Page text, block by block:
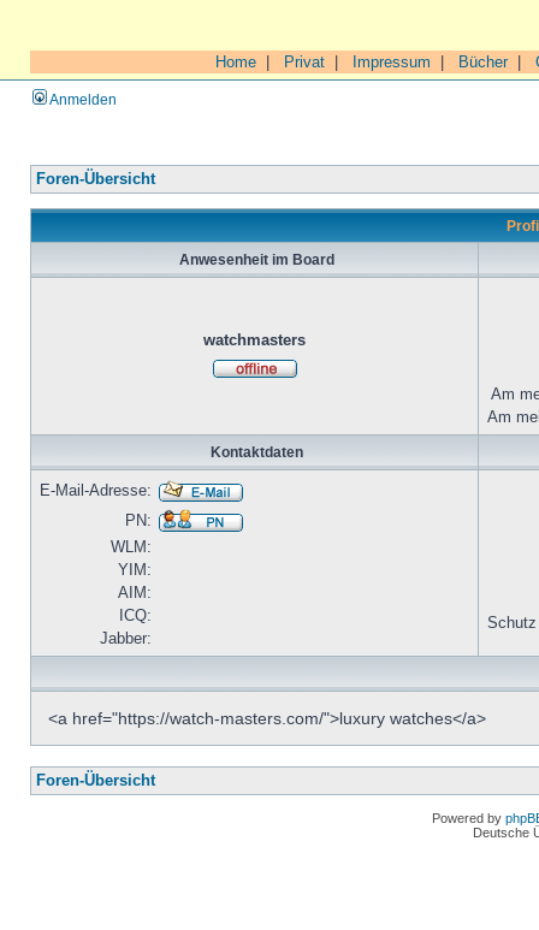
Home Privat Impressum Bücher|
Anmelden
Foren-Übersicht
Anwesenheit im Board
watchmasters
Am
Am
Kontaktdaten
E-Mail-Adresse:
PN:
WLM:
YIM:
AIM:
ICQ:
Jabber:
Schutz
<a href="https://watch-masters.com/">luxury watches</a>
Foren-Übersicht
Powered by
Deutsche